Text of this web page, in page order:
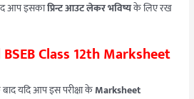
आप इसकाप्रिन्ट आउट लेकर भविष्यके लिए रख
Class 12th Marksheet
बाद यदि आप इस परीक्षा केMarksheet